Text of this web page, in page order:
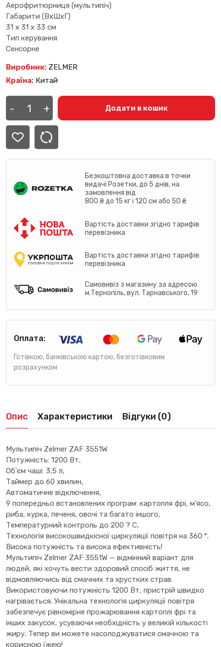
Аерофритюрниця (мультипіч)
Габарити (ВхШхГ)
31 х 31 х 33 см
Тип керування
Сенсорне
Виробник: ZELMER
Країна: Китай
-
Мультипіч
ZELMER
ZAF
3551
кількість
+ Додати в кошик
Безкоштовна доставка в точки
видачі Розетки, до 5 днів, на
замовлення від
800 ₴ до 15 кг і 120 см або 50 ₴
Вартість доставки згідно тарифів
перевізника
Вартість доставки згідно тарифів
перевізника
Самовивіз з магазину за адресою
м.Тернопіль, вул. Тарнавського, 19
Оплата:
Готівкою, банківською картою, безготівковим
розрахунком
Опис Характеристики Відгуки (0)
Мультипіч Zelmer ZAF 3551W
Потужність: 1200 Вт,
Об’єм чаші: 3,5 л,
Таймер до 60 хвилин,
Автоматичне відключення,
9 попередньо встановлених програм: картопля фрі, м’ясо,
риба, курка, печеня, овочі та багато іншого,
Температурний контроль до 200 ? C,
Технологія високошвидкісної циркуляції повітря на 360 °.
Висока потужність та висока ефективність!
Мультипіч Zelmer ZAF 3551W — відмінний варіант для
людей, які хочуть вести здоровий спосіб життя, не
відмовляючись від смачних та хрустких страв.
Використовуючи потужність 1200 Вт, пристрій швидко
нагрівається. Унікальна технологія циркуляції повітря
забезпечує рівномірне прожарювання картоплі фрі та
інших закусок, усуваючи необхідність у великій кількості
жиру. Тепер ви можете насолоджуватися смачною та
корисною їжею!